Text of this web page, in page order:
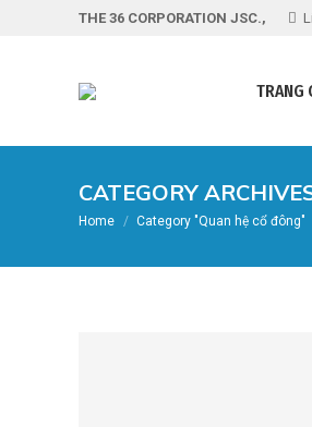
THE 36 CORPORATION JSC.,
TRANG
CATEGORY
You are here:
Home Category "Quan hệ cổ đông"